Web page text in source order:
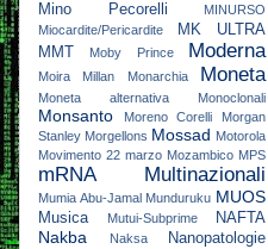
Mino Pecorelli
MINURSO
Miocardite/Pericardite
MK ULTRA
MMT
Moby Prince Moderna
Moira Millan Monarchia Moneta
Moneta alternativa Monoclonali
Monsanto Moreno Corelli
Morgan
Stanley Morgellons Mossad Motorola
Movimento 22 marzo Mozambico MPS
mRNA Multinazionali
Mumia Abu-Jamal Munduruku MUOS
Musica Mutui-Subprime NAFTA
Nakba Naksa
Nanopatologie